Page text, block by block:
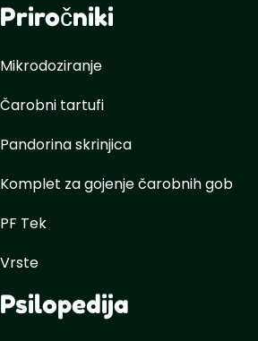
Priročniki
Mikrodoziranje
Čarobni tartufi
Pandorina skrinjica
Komplet za gojenje čarobnih gob
PF Tek
Vrste
Psilopedija